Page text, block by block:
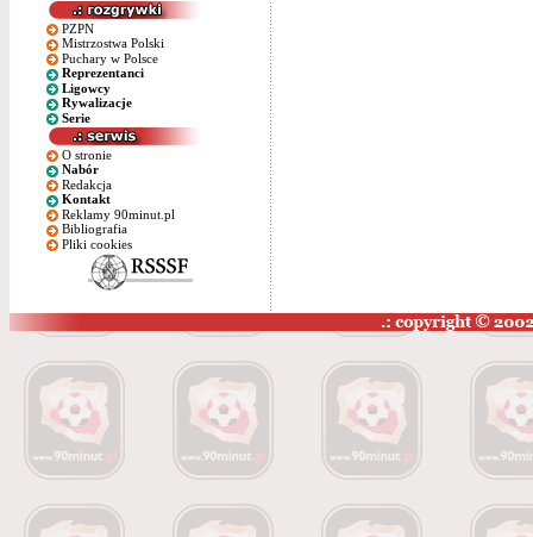
PZPN
Mistrzostwa Polski
Puchary w Polsce
Reprezentanci
Ligowcy
Rywalizacje
Serie
O stronie
Nabór
Redakcja
Kontakt
Reklamy 90minut.pl
Bibliografia
Pliki cookies